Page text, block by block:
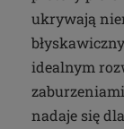
ukrywają
idealnym
nadaje się